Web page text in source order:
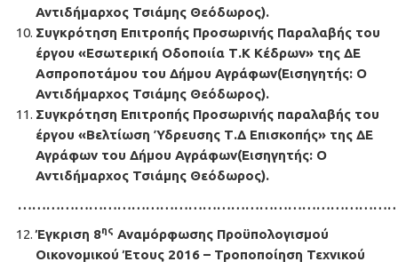
Αντιδήμαρχος Τσιάμης Θεόδωρος).
Συγκρότηση Επιτροπής Προσωρινής Παραλαβής του
έργου «Εσωτερική Οδοποιία Τ.Κ Κέδρων» της ΔΕ
Ασπροποτάμου του Δήμου Αγράφων(Εισηγητής: Ο
Αντιδήμαρχος Τσιάμης Θεόδωρος).
Συγκρότηση Επιτροπής Προσωρινής παραλαβής του
έργου «Βελτίωση Ύδρευσης Τ.Δ Επισκοπής» της ΔΕ
Αγράφων του Δήμου Αγράφων(Εισηγητής: Ο
Αντιδήμαρχος Τσιάμης Θεόδωρος).
Έγκριση 8ης Αναμόρφωσης Προϋπολογισμού
Οικονομικού Έτους 2016 – Τροποποίηση Τεχνικού